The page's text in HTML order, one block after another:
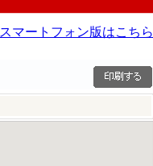
スマートフォン版はこちら